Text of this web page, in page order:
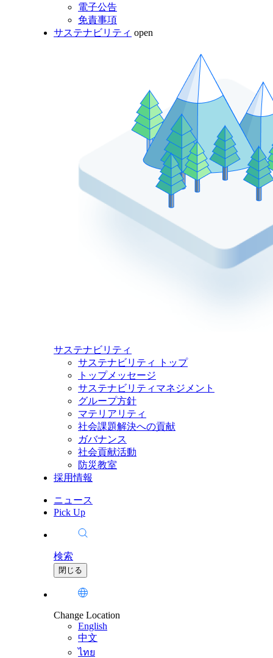
電子公告
免責事項
サステナビリティ open
サステナビリティ
サステナビリティ トップ
トップメッセージ
サステナビリティマネジメント
グループ方針
マテリアリティ
社会課題解決への貢献
ガバナンス
社会貢献活動
防災教室
採用情報
ニュース
Pick Up
検索
閉じる
Change Location
English
中文
ไทย